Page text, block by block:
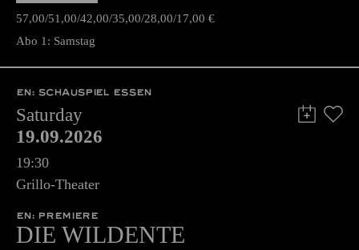
57,00 51,00 42,00 35,00 28,00 17,00 €
Abo 1: Samstag
EN: SCHAUSPIEL ESSEN
Saturday
19.09.2026
19:30
Grillo-Theater
EN: PREMIERE
DIE WILDENTE